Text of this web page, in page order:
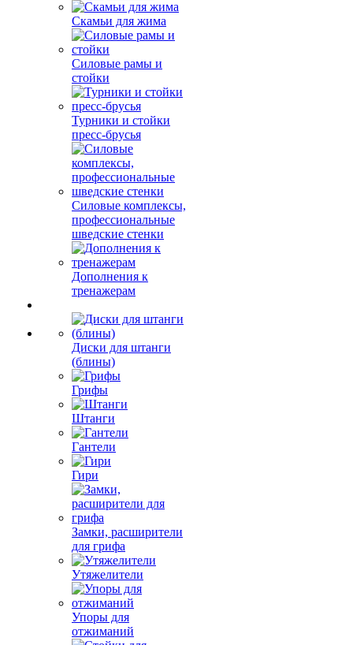
Скамьи для жима
Силовые рамы и
стойки
Турники и стойки
пресс-брусья
Силовые комплексы,
профессиональные
шведские стенки
Дополнения к
тренажерам
Диски для штанги
(блины)
Грифы
Штанги
Гантели
Гири
Замки, расширители
для грифа
Утяжелители
Упоры для
отжиманий